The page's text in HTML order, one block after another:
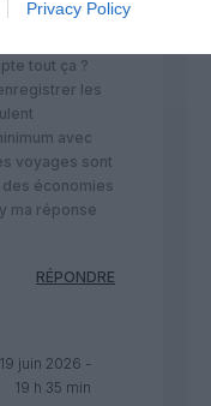
Privacy Policy
c’est le
tout ça ?
les
avec
voyages sont
économies
ma réponse
RÉPONDRE
19 juin 2026 -
19 h 35 min